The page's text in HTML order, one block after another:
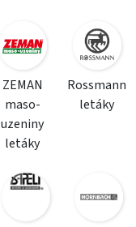
ZEMAN
maso-
uzeniny
letáky
Rossmann
letáky